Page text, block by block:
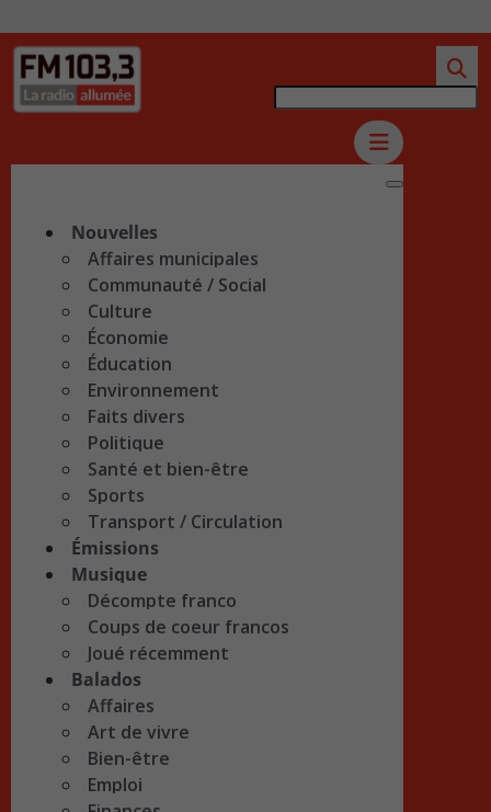
Nouvelles
Affaires municipales
Communauté / Social
Culture
Économie
Éducation
Environnement
Faits divers
Politique
Santé et bien-être
Sports
Transport / Circulation
Émissions
Musique
Décompte franco
Coups de coeur francos
Joué récemment
Balados
Affaires
Art de vivre
Bien-être
Emploi